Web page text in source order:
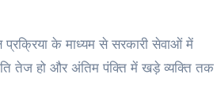
प्रक्रिया के माध्यम से सरकारी सेवाओं में
तेज हो और अंतिम पंक्ति में खड़े व्यक्ति तक